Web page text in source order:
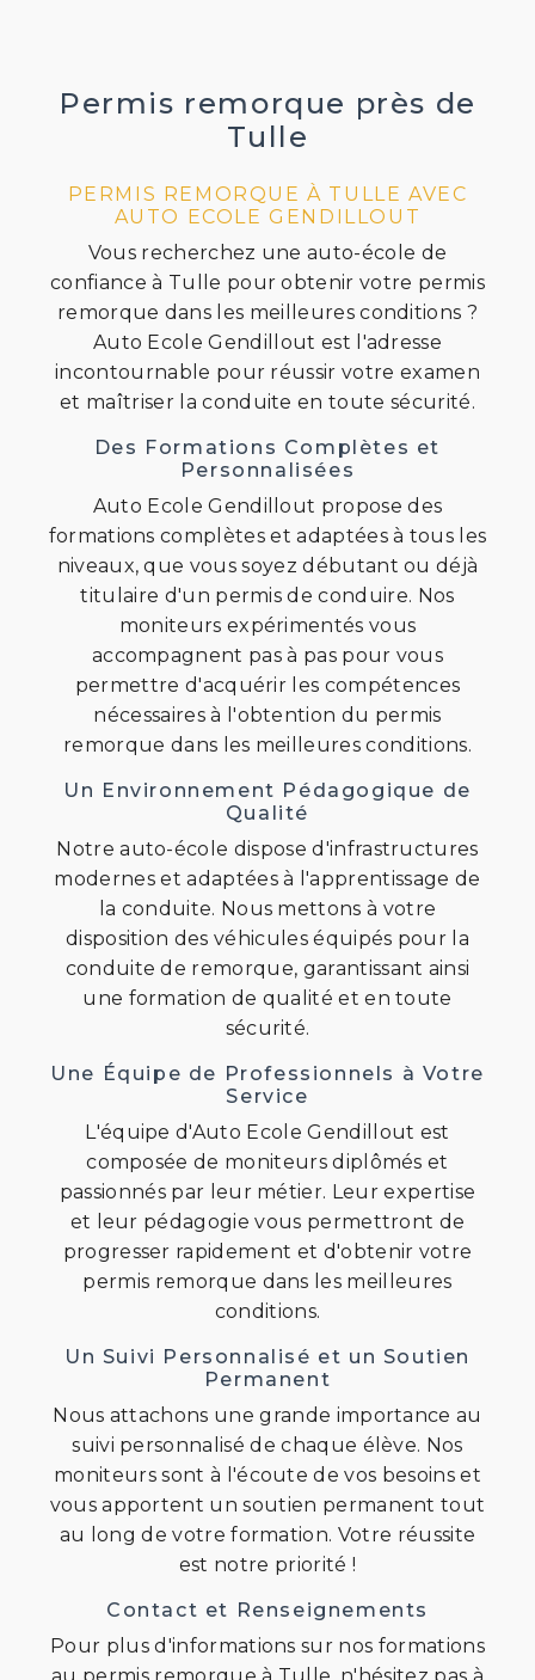
Permis remorque près de
Tulle
PERMIS REMORQUE À TULLE AVEC
AUTO ECOLE GENDILLOUT
Vous recherchez une auto-école de
confiance à Tulle pour obtenir votre permis
remorque dans les meilleures conditions ?
Auto Ecole Gendillout est l'adresse
incontournable pour réussir votre examen
et maîtriser la conduite en toute sécurité.
Des Formations Complètes et
Personnalisées
Auto Ecole Gendillout propose des
formations complètes et adaptées à tous les
niveaux, que vous soyez débutant ou déjà
titulaire d'un permis de conduire. Nos
moniteurs expérimentés vous
accompagnent pas à pas pour vous
permettre d'acquérir les compétences
nécessaires à l'obtention du permis
remorque dans les meilleures conditions.
Un Environnement Pédagogique de
Qualité
Notre auto-école dispose d'infrastructures
modernes et adaptées à l'apprentissage de
la conduite. Nous mettons à votre
disposition des véhicules équipés pour la
conduite de remorque, garantissant ainsi
une formation de qualité et en toute
sécurité.
Une Équipe de Professionnels à Votre
Service
L'équipe d'Auto Ecole Gendillout est
composée de moniteurs diplômés et
passionnés par leur métier. Leur expertise
et leur pédagogie vous permettront de
progresser rapidement et d'obtenir votre
permis remorque dans les meilleures
conditions.
Un Suivi Personnalisé et un Soutien
Permanent
Nous attachons une grande importance au
suivi personnalisé de chaque élève. Nos
moniteurs sont à l'écoute de vos besoins et
vous apportent un soutien permanent tout
au long de votre formation. Votre réussite
est notre priorité !
Contact et Renseignements
Pour plus d'informations sur nos formations